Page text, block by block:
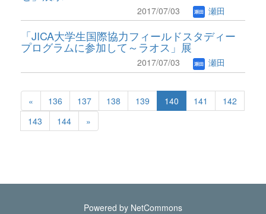
2017/07/03 瀬田
「JICA大学生国際協力フィールドスタディー
プログラムに参加して～ラオス」展
2017/07/03 瀬田
« 136 137 138 139 140 141
142
143
144 »
Powered by NetCommons